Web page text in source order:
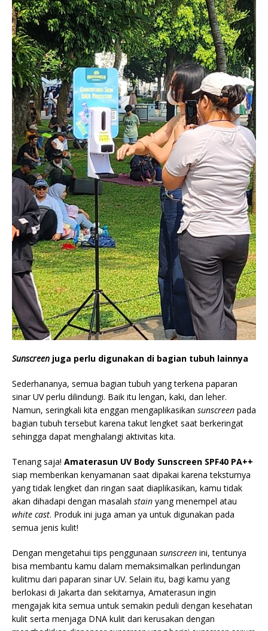
Sunscreen juga perlu digunakan di bagian tubuh lainnya
Sederhananya, semua bagian tubuh yang terkena paparan
sinar UV perlu dilindungi. Baik itu lengan, kaki, dan leher.
Namun, seringkali kita enggan mengaplikasikan sunscreen pada
bagian tubuh tersebut karena takut lengket saat berkeringat
sehingga dapat menghalangi aktivitas kita.
Tenang saja! Amaterasun UV Body Sunscreen SPF40 PA++
siap memberikan kenyamanan saat dipakai karena teksturnya
yang tidak lengket dan ringan saat diaplikasikan, kamu tidak
akan dihadapi dengan masalah stain yang menempel atau
white cast. Produk ini juga aman ya untuk digunakan pada
semua jenis kulit!
Dengan mengetahui tips penggunaan sunscreen ini, tentunya
bisa membantu kamu dalam memaksimalkan perlindungan
kulitmu dari paparan sinar UV. Selain itu, bagi kamu yang
berlokasi di Jakarta dan sekitarnya, Amaterasun ingin
mengajak kita semua untuk semakin peduli dengan kesehatan
kulit serta menjaga DNA kulit dari kerusakan dengan